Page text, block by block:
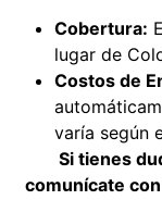
Cobertura:
lugar de
Costos de
varía según
Si tienes
comunícate